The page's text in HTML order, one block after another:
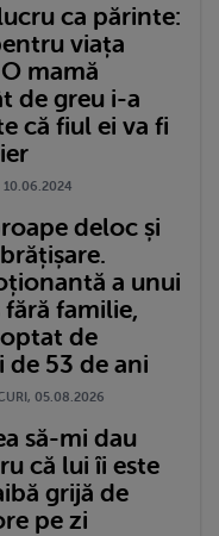
ca părinte:
viața
mamă
de greu i-a
că fiul ei va fi
10.06.2024
deloc și
a unui
familie,
de
de 53 de ani
05.08.2026
să-mi dau
că lui îi este
grijă de
pe zi